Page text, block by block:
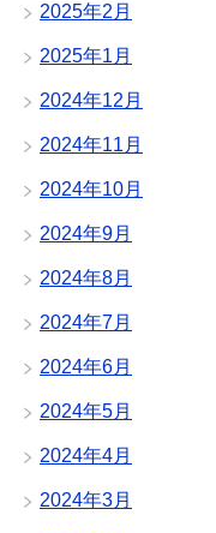
2025年2月
2025年1月
2024年12月
2024年11月
2024年10月
2024年9月
2024年8月
2024年7月
2024年6月
2024年5月
2024年4月
2024年3月